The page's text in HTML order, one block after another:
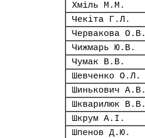
Хміль М.М.
Чекіта Г.Л.
Червакова О.В.
Чижмарь Ю.В.
Чумак В.В.
Шевченко О.Л.
Шинькович А.В.
Шкварилюк В.В.
Шкрум А.І.
Шпенов Д.Ю.